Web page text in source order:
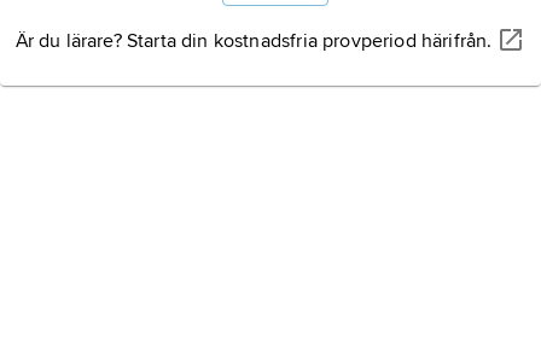
Är du lärare? Starta din kostnadsfria provperiod härifrån.